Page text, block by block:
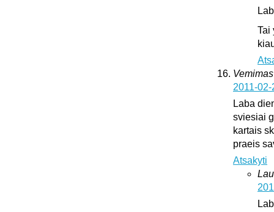
Tai
Vemimas
2011-
Laba
sviesiai
kartais
praeis
Atsakyti